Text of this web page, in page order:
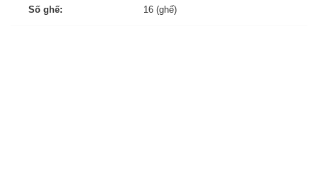
Số ghế: 16 (ghế)